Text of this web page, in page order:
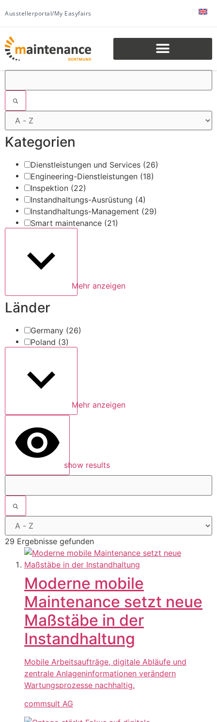
Ausstellerportal/My Easyfairs
Kategorien
Dienstleistungen und Services (26)
Engineering-Dienstleistungen (18)
Inspektion (22)
Instandhaltungs-Ausrüstung (4)
Instandhaltungs-Management (29)
Smart maintenance (21)
Mehr anzeigen
Länder
Germany (26)
Poland (3)
Mehr anzeigen
show results
29 Ergebnisse gefunden
Moderne mobile
Maintenance setzt neue
Maßstäbe in der
Instandhaltung
Mobile Arbeitsaufträge, digitale Abläufe und
zentrale Anlageninformationen verändern
Wartungsprozesse nachhaltig.
commsult AG